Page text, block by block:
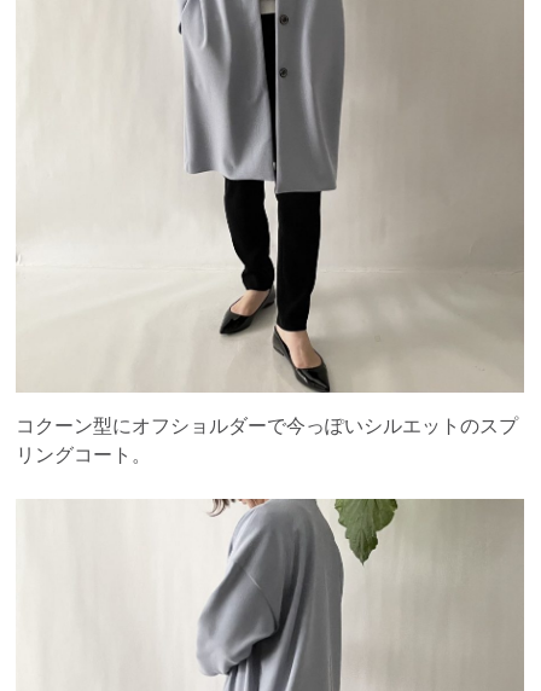
コクーン型にオフショルダーで今っぽいシルエットのスプ
リングコート。